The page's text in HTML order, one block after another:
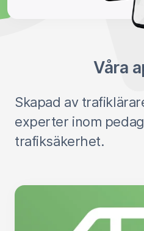
Våra
Skapad av
experter inom
trafiksäkerhet.